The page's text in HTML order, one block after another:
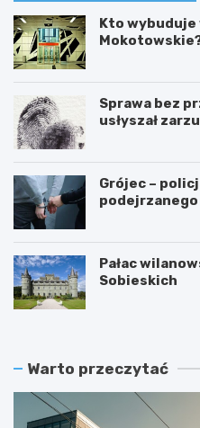
Kto
Sprawa bez
usłyszał
Grójec –
Pałac
Sobieskich
Warto przeczytać